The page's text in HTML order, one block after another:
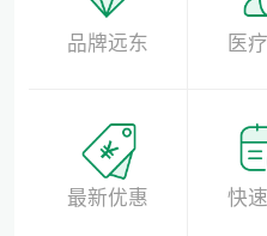
品牌远东 医
最新优惠 快